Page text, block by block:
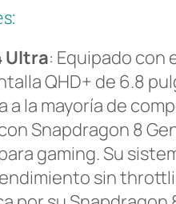
Ultra: Equipado con
QHD+ de 6.8
a la mayoría de
Snapdragon 8
gaming. Su
sin